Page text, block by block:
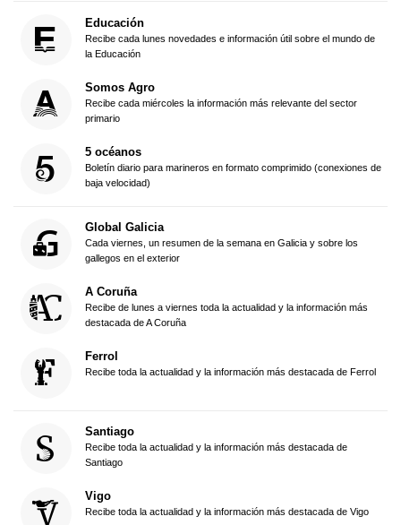
Educación
Recibe cada lunes novedades e información útil sobre el mundo de
la Educación
Somos Agro
Recibe cada miércoles la información más relevante del sector
primario
5 océanos
Boletín diario para marineros en formato comprimido (conexiones de
baja velocidad)
Global Galicia
Cada viernes, un resumen de la semana en Galicia y sobre los
gallegos en el exterior
A Coruña
Recibe de lunes a viernes toda la actualidad y la información más
destacada de A Coruña
Ferrol
Recibe toda la actualidad y la información más destacada de Ferrol
Santiago
Recibe toda la actualidad y la información más destacada de
Santiago
Vigo
Recibe toda la actualidad y la información más destacada de Vigo